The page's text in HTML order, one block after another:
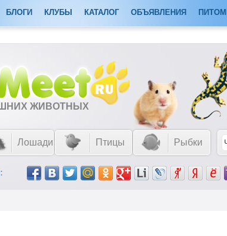
БЛОГИ КЛУБЫ КАТАЛОГ ОБЪЯВЛЕНИЯ
ЖИВОТНЫХ
Лошади Птицы Рыбки